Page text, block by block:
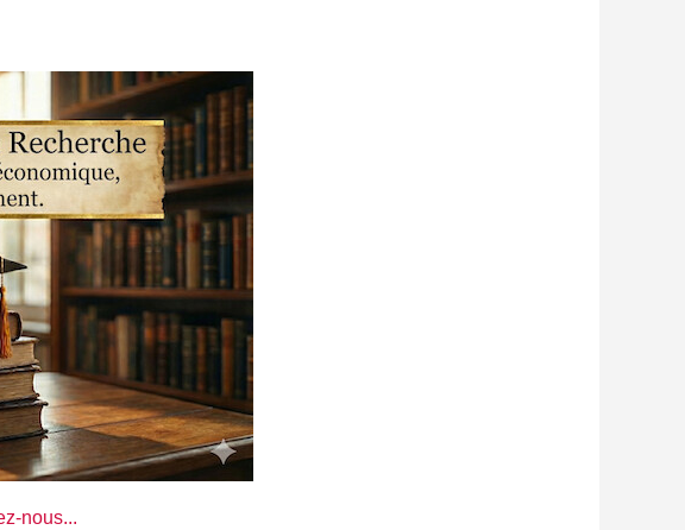
nous...